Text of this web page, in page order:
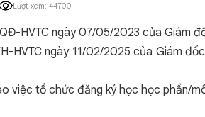
Lượt xem: 44700
HVTC ngày 07/05/2023 của Giám
HVTC ngày 11/02/2025 của Giám
việc tổ chức đăng ký học học phần/